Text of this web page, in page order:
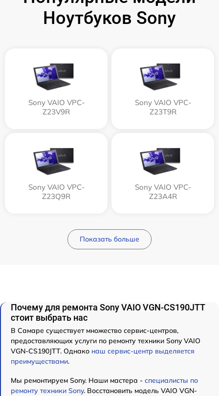
Ноутбуков Sony
Sony VAIO VPC-
Z23V9R
Sony VAIO VPC-
Z23T9R
Sony VAIO VPC-
Z23Q9R
Sony VAIO VPC-
Z23A4R
Показать больше
Почему для ремонта Sony VAIO VGN-CS190JTT
стоит выбрать нас
В Самаре существует множество сервис-центров,
предоставляющих услуги по ремонту техники Sony VAIO
VGN-CS190JTT. Однако наш сервис-центр выделяется
преимуществами.
Мы ремонтируем Sony. Наши мастера - специалисты по
ремонту техники Sony. Восстановить модель VAIO VGN-